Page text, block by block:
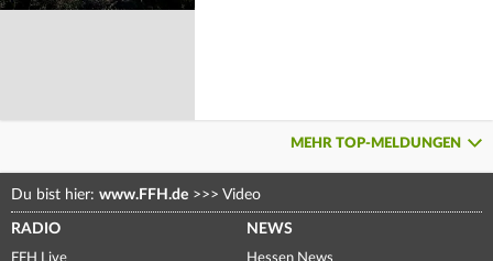
MEHR TOP-MELDUNGEN
Du bist hier: www.FFH.de >>> Video
RADIO
FFH Live
NEWS
Hessen News